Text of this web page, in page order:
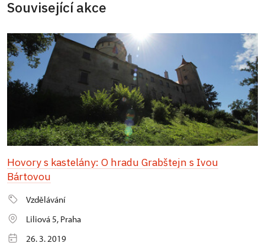
Související akce
Hovory s kastelány: O hradu Grabštejn s Ivou
Bártovou
Vzdělávání
Liliová 5, Praha
26. 3. 2019